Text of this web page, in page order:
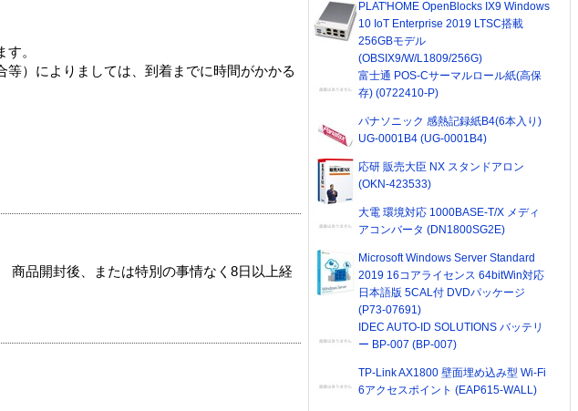
。
）によりましては、到着までに時間がかかる
商品開封後、または特別の事情なく8日以上経
PLAT'HOME OpenBlocks IX9 Windows
10 IoT Enterprise 2019 LTSC搭載
256GBモデル
(OBSIX9/W/L1809/256G)
富士通 POS-Cサーマルロール紙(高保
存) (0722410-P)
パナソニック 感熱記録紙B4(6本入り)
UG-0001B4 (UG-0001B4)
応研 販売大臣 NX スタンドアロン
(OKN-423533)
大電 環境対応 1000BASE-T/X メディ
アコンバータ (DN1800SG2E)
Microsoft Windows Server Standard
2019 16コアライセンス 64bitWin対応
日本語版 5CAL付 DVDパッケージ
(P73-07691)
IDEC AUTO-ID SOLUTIONS バッテリ
ー BP-007 (BP-007)
TP-Link AX1800 壁面埋め込み型 Wi-Fi
6アクセスポイント (EAP615-WALL)